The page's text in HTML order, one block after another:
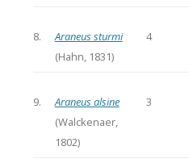
8.
Araneus sturmi
(Hahn, 1831)
4
9.
Araneus alsine
(Walckenaer,
1802)
3